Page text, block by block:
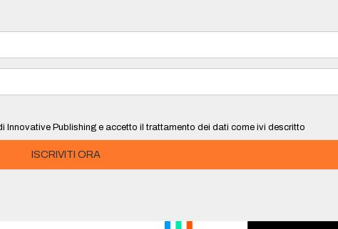
Publishing e accetto il trattamento dei dati come ivi descritto
ISCRIVITI ORA